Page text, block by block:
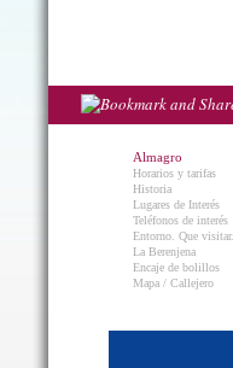
Almagro
Horarios y tarifas
Historia
Lugares de Interés
Teléfonos de interés
Entorno. Que visitar.
La Berenjena
Encaje de bolillos
Mapa / Callejero